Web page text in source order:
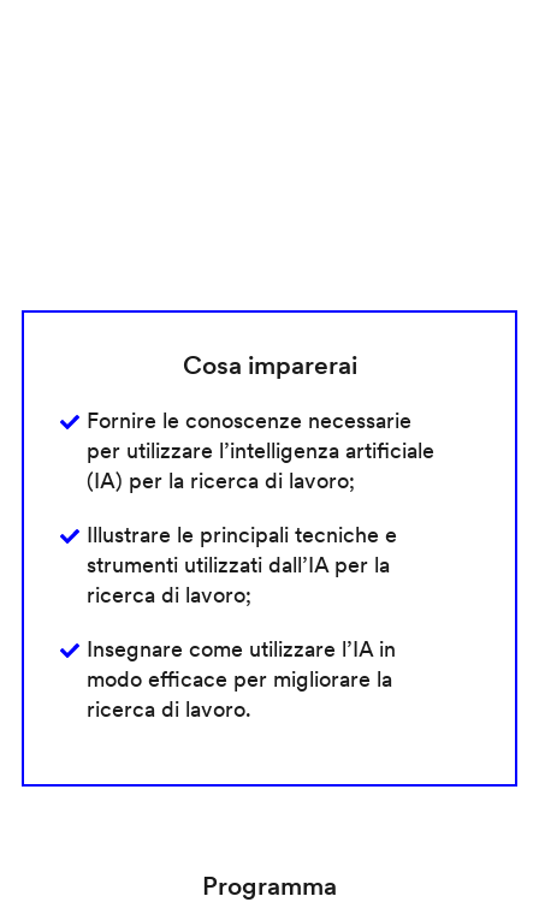
Cosa imparerai
Fornire le conoscenze necessarie
per utilizzare l’intelligenza artificiale
(IA) per la ricerca di lavoro;
Illustrare le principali tecniche e
strumenti utilizzati dall’IA per la
ricerca di lavoro;
Insegnare come utilizzare l’IA in
modo efficace per migliorare la
ricerca di lavoro.
Programma